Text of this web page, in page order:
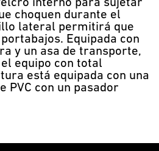
choquen durante el
lateral permitirá que
Equipada con
y un asa de transporte,
equipo con total
está equipada con una
PVC con un pasador